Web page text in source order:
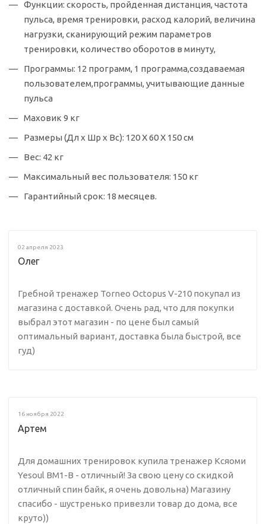
Функции: скорость, пройденная дистанция, частота
пульса, время тренировки, расход калорий, величина
нагрузки, сканирующий режим параметров
тренировки, количество оборотов в минуту,
Программы: 12 программ, 1 программа,создаваемая
пользователем,программы, учитывающие данные
пульса
Маховик 9 кг
Размеры (Дл х Шр х Вс): 120 Х 60 Х 150 см
Вес: 42 кг
Максимальный вес пользователя: 150 кг
Гарантийный срок: 18 месяцев.
02 апреля 2023
Олег
Гребной тренажер Torneo Octopus V-210 покупал из
магазина с доставкой. Очень рад, что для покупки
выбрал этот магазин - по цене был самый
оптимальный вариант, доставка была быстрой, все
гуд)
16 ноября 2022
Артем
Для домашних тренировок купила тренажер Ксяоми
Yesoul BM1-B - отличный! За свою цену со скидкой
отличный спин байк, я очень довольна) Магазину
спасибо - шустренько привезли товар до дома, все
круто))